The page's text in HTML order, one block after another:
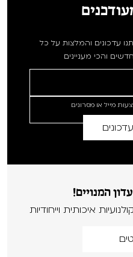
עדכונים והמלצות על כל
והכי מעניינים
מייל או מסרונים
המנויים!
איכותית וייחודיות